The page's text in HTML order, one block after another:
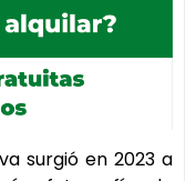
surgió en 2023 a